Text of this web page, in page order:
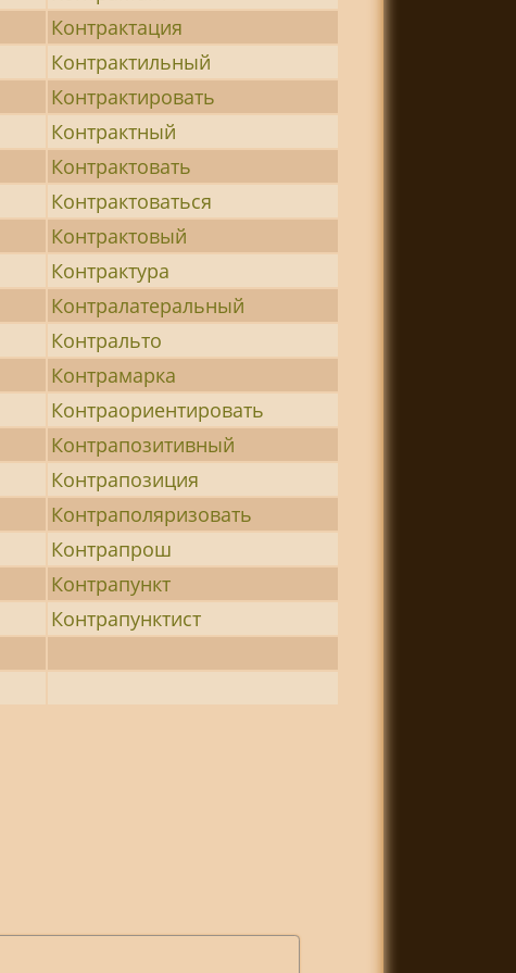
Контрактация
Контрактильный
Контрактировать
Контрактный
Контрактовать
Контрактоваться
Контрактовый
Контрактура
Контралатеральный
Контральто
Контрамарка
Контраориентировать
Контрапозитивный
Контрапозиция
Контраполяризовать
Контрапрош
Контрапункт
Контрапунктист